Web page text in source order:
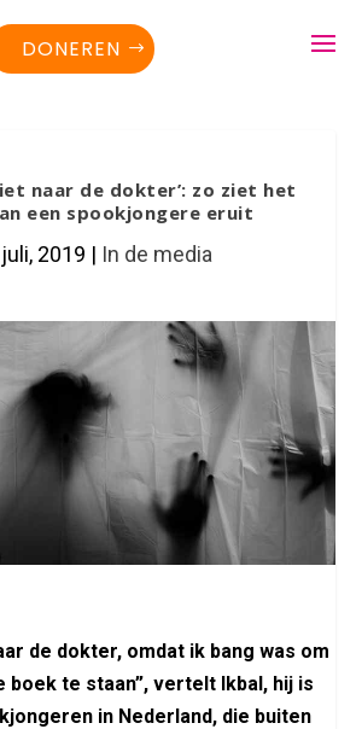
DONEREN
naar de dokter’: zo ziet het
een spookjongere eruit
2019 | In de media
de dokter, omdat ik bang was om
boek te staan”, vertelt Ikbal, hij is
in Nederland, die buiten